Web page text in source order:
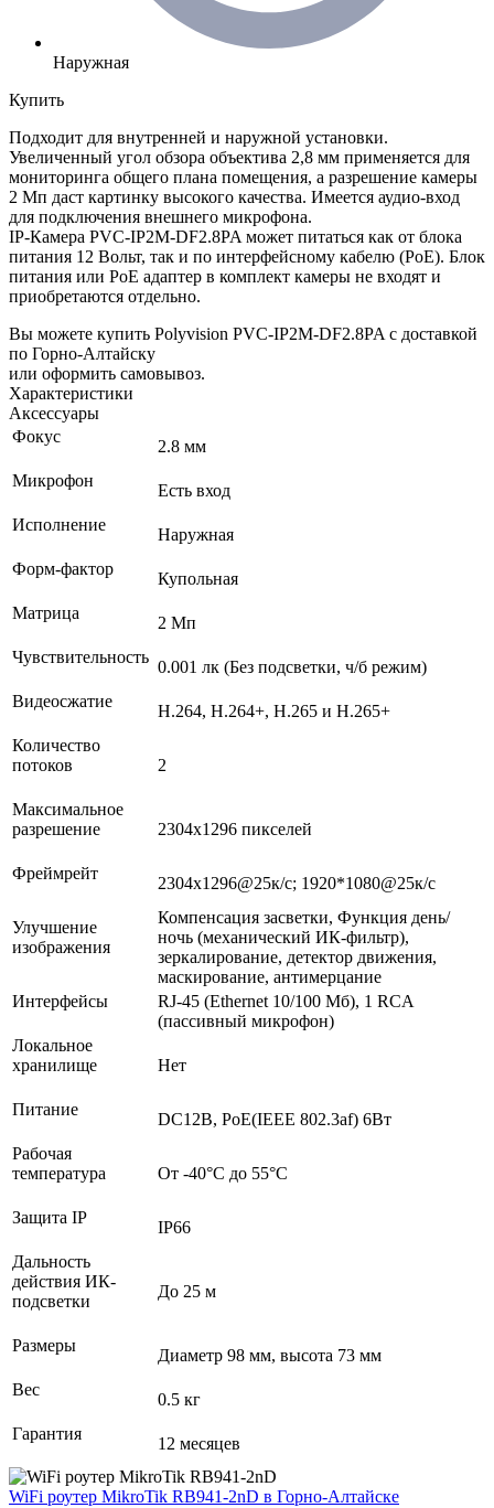
Наружная
Купить
Подходит для внутренней и наружной установки.
Увеличенный угол обзора объектива 2,8 мм применяется для
мониторинга общего плана помещения, а разрешение камеры
2 Мп даст картинку высокого качества. Имеется аудио-вход
для подключения внешнего микрофона.
IP-Камера PVC-IP2M-DF2.8PA может питаться как от блока
питания 12 Вольт, так и по интерфейсному кабелю (PoE). Блок
питания или PoE адаптер в комплект камеры не входят и
приобретаются отдельно.
Вы можете купить Polyvision PVC-IP2M-DF2.8PA с доставкой
по Горно-Алтайску
или оформить самовывоз.
Характеристики
Аксессуары
Фокус
2.8 мм
Микрофон
Есть вход
Исполнение
Наружная
Форм-фактор
Купольная
Матрица
2 Мп
Чувствительность
0.001 лк (Без подсветки, ч/б режим)
Видеосжатие
H.264, H.264+, H.265 и H.265+
Количество
потоков
2
Максимальное
разрешение
2304x1296 пикселей
Фреймрейт
2304x1296@25к/с; 1920*1080@25к/с
Улучшение
изображения
Компенсация засветки, Функция день/
ночь (механический ИК-фильтр),
зеркалирование, детектор движения,
маскирование, антимерцание
Интерфейсы
RJ-45 (Ethernet 10/100 Мб), 1 RCA
(пассивный микрофон)
Локальное
хранилище
Нет
Питание
DC12В, PoE(IEEE 802.3af) 6Вт
Рабочая
температура
От -40°С до 55°С
Защита IP
IP66
Дальность
действия ИК-
подсветки
До 25 м
Размеры
Диаметр 98 мм, высота 73 мм
Вес
0.5 кг
Гарантия
12 месяцев
WiFi роутер MikroTik RB941-2nD в Горно-Алтайске